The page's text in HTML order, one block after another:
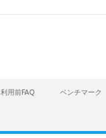
利用前FAQ ベンチマーク